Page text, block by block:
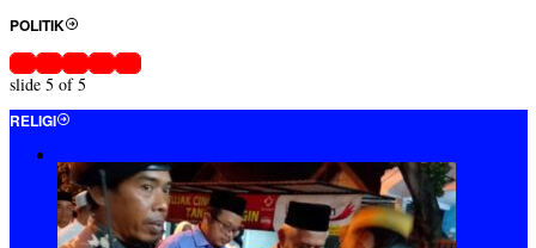
Kendarai Sepeda Motor, Bupati Muchendi
Di Berita, OKI, PEMERINTAHAN, RELIGI 6380 Dilihat